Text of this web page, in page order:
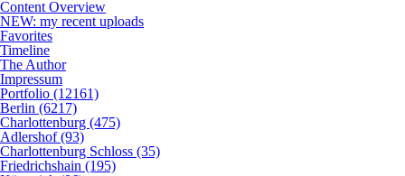
Content Overview
NEW: my recent uploads
Favorites
Timeline
The Author
Impressum
Portfolio (12161)
Berlin (6217)
Charlottenburg (475)
Adlershof (93)
Charlottenburg Schloss (35)
Friedrichshain (195)